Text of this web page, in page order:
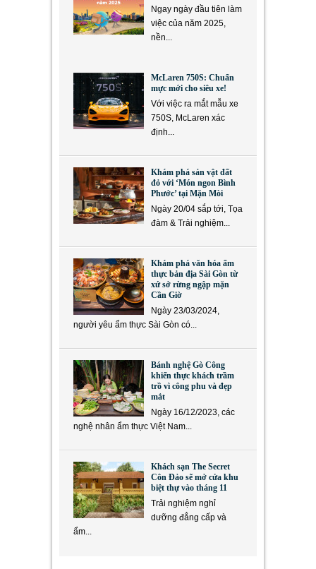
Ngay ngày đầu tiên làm
việc của năm 2025,
nền...
McLaren 750S: Chuẩn
mực mới cho siêu xe!
Với việc ra mắt mẫu xe
750S, McLaren xác
định...
Khám phá sản vật đất
đỏ với ‘Món ngon Bình
Phước’ tại Mặn Mòi
Ngày 20/04 sắp tới, Tọa
đàm & Trải nghiệm...
Khám phá văn hóa ẩm
thực bản địa Sài Gòn từ
xứ sở rừng ngập mặn
Cần Giờ
Ngày 23/03/2024,
người yêu ẩm thực Sài Gòn có...
Bánh nghệ Gò Công
khiến thực khách trầm
trồ vì công phu và đẹp
mắt
Ngày 16/12/2023, các
nghệ nhân ẩm thực Việt Nam...
Khách sạn The Secret
Côn Đảo sẽ mở cửa khu
biệt thự vào tháng 11
Trải nghiệm nghỉ
dưỡng đẳng cấp và
ẩm...